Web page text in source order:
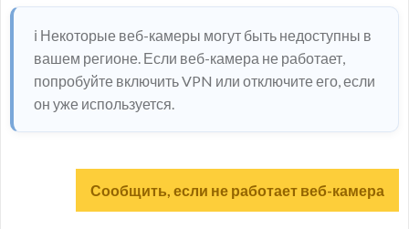
ℹ️ Некоторые веб-камеры могут быть недоступны в
вашем регионе. Если веб-камера не работает,
попробуйте включить VPN или отключите его, если
он уже используется.
Сообщить, если не работает веб-камера